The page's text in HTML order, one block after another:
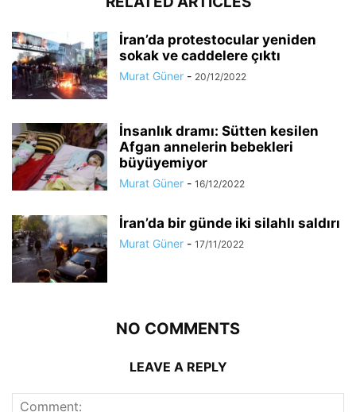
İran’da protestocular yeniden
sokak ve caddelere çıktı
Murat Güner - 20/12/2022
İnsanlık dramı: Sütten kesilen
Afgan annelerin bebekleri
büyüyemiyor
Murat Güner - 16/12/2022
İran’da bir günde iki silahlı saldırı
Murat Güner - 17/11/2022
NO COMMENTS
LEAVE A REPLY